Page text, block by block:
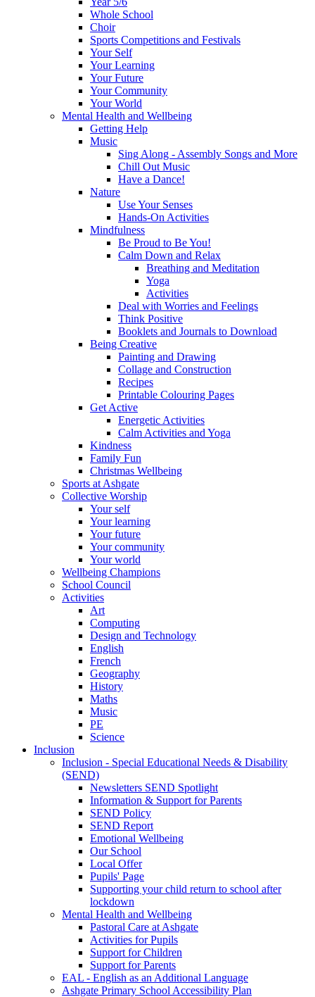
Whole School
Choir
Sports Competitions and Festivals
Your Self
Your Learning
Your Future
Your Community
Your World
Mental Health and Wellbeing
Getting Help
Music
Sing Along - Assembly Songs and More
Chill Out Music
Have a Dance!
Nature
Use Your Senses
Hands-On Activities
Mindfulness
Be Proud to Be You!
Calm Down and Relax
Breathing and Meditation
Yoga
Activities
Deal with Worries and Feelings
Think Positive
Booklets and Journals to Download
Being Creative
Painting and Drawing
Collage and Construction
Recipes
Printable Colouring Pages
Get Active
Energetic Activities
Calm Activities and Yoga
Kindness
Family Fun
Christmas Wellbeing
Sports at Ashgate
Collective Worship
Your self
Your learning
Your future
Your community
Your world
Wellbeing Champions
School Council
Activities
Art
Computing
Design and Technology
English
French
Geography
History
Maths
Music
PE
Science
Inclusion
Inclusion - Special Educational Needs & Disability
(SEND)
Newsletters SEND Spotlight
Information & Support for Parents
SEND Policy
SEND Report
Emotional Wellbeing
Our School
Local Offer
Pupils' Page
Supporting your child return to school after
lockdown
Mental Health and Wellbeing
Pastoral Care at Ashgate
Activities for Pupils
Support for Children
Support for Parents
EAL - English as an Additional Language
Ashgate Primary School Accessibility Plan